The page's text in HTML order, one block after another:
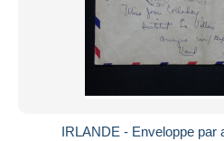
IRLANDE - Enveloppe par